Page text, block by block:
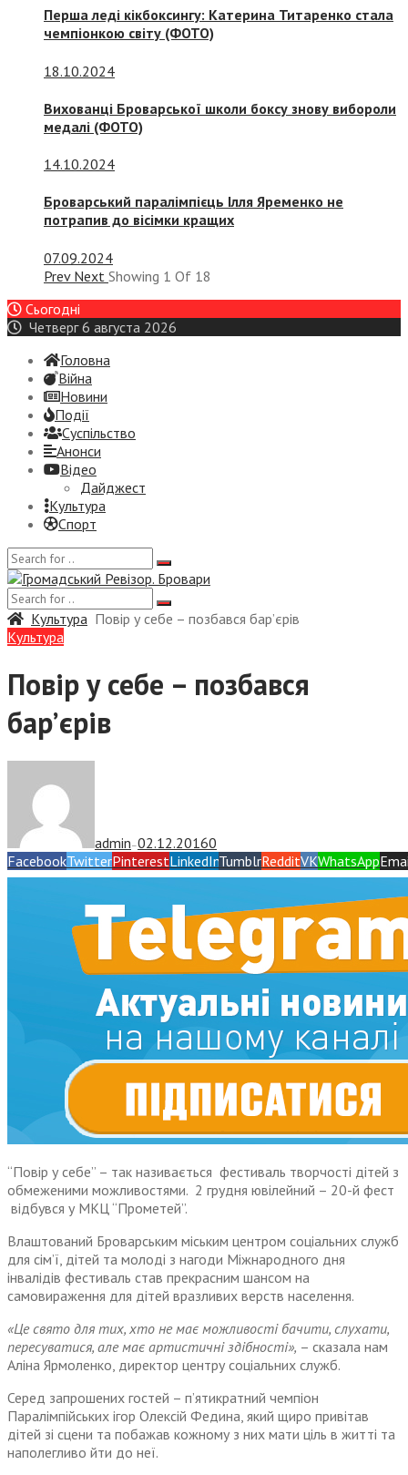
Перша леді кікбоксингу: Катерина Титаренко стала
чемпіонкою світу (ФОТО)
18.10.2024
Вихованці Броварської школи боксу знову вибороли
медалі (ФОТО)
14.10.2024
Броварський паралімпієць Ілля Яременко не
потрапив до вісімки кращих
07.09.2024
Prev Next Showing 1 Of 18
Сьогодні
Четверг 6 августа 2026
Головна
Війна
Новини
Події
Суспiльство
Анонси
Відео
Дайджест
Культура
Спорт
Культура Повір у себе – позбався бар’єрів
Культура
Повір у себе – позбався
бар’єрів
admin —02.12.20160
FacebookTwitterPinterestLinkedInTumblrRedditVKWhatsApp
“Повір у себе” – так називається фестиваль творчості дітей з
обмеженими можливостями. 2 грудня ювілейний – 20-й фест
відбувся у МКЦ “Прометей”.
Влаштований Броварським міським центром соціальних служб
для сім’ї, дітей та молоді з нагоди Міжнародного дня
інвалідів фестиваль став прекрасним шансом на
самовираження для дітей вразливих верств населення.
«Це свято для тих, хто не має можливості бачити, слухати,
пересуватися, але має артистичні здібності», – сказала нам
Аліна Ярмоленко, директор центру соціальних служб.
Серед запрошених гостей – п’ятикратний чемпіон
Паралімпійських ігор Олексій Федина, який щиро привітав
дітей зі сцени та побажав кожному з них мати ціль в житті та
наполегливо йти до неї.